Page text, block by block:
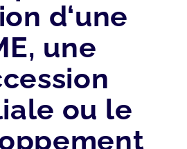
d‘une
une
ou le